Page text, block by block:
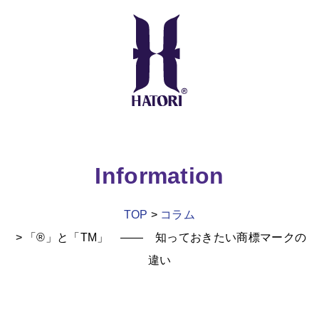
Information
TOP
コラム
「®」と「TM」 ―― 知っておきたい商標マークの
違い